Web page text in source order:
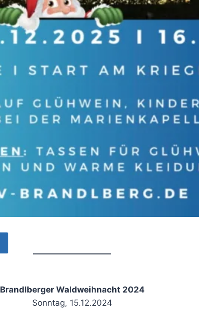
Brandlberger Waldweihnacht 2024
Sonntag, 15.12.2024